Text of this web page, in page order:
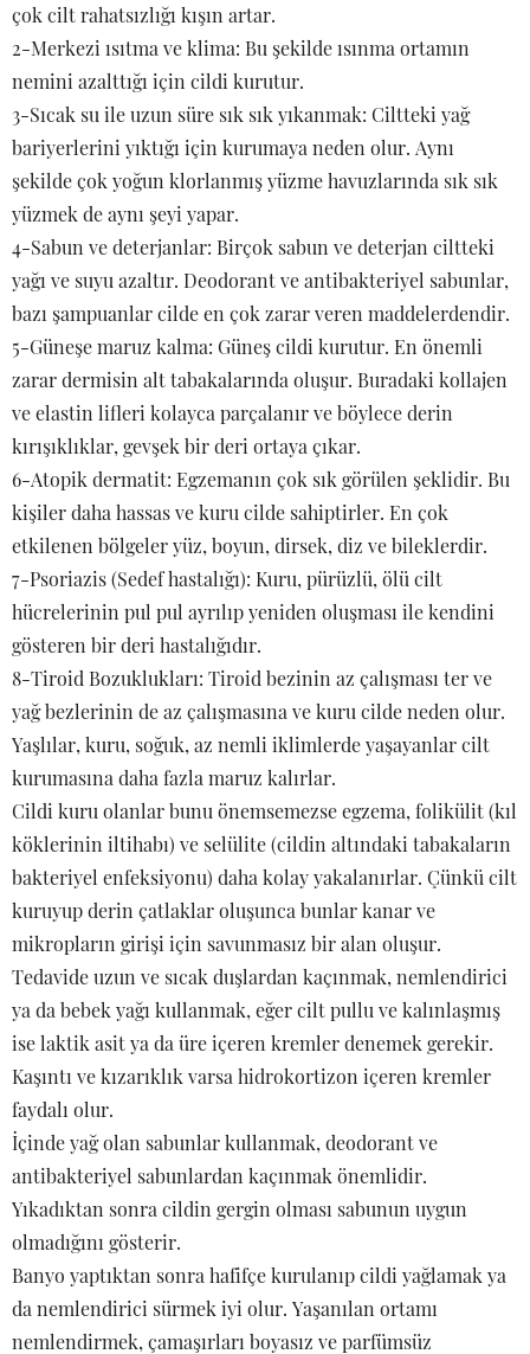
çok cilt rahatsızlığı kışın artar.
2-Merkezi ısıtma ve klima: Bu şekilde ısınma ortamın
nemini azalttığı için cildi kurutur.
3-Sıcak su ile uzun süre sık sık yıkanmak: Ciltteki yağ
bariyerlerini yıktığı için kurumaya neden olur. Aynı
şekilde çok yoğun klorlanmış yüzme havuzlarında sık sık
yüzmek de aynı şeyi yapar.
4-Sabun ve deterjanlar: Birçok sabun ve deterjan ciltteki
yağı ve suyu azaltır. Deodorant ve antibakteriyel sabunlar,
bazı şampuanlar cilde en çok zarar veren maddelerdendir.
5-Güneşe maruz kalma: Güneş cildi kurutur. En önemli
zarar dermisin alt tabakalarında oluşur. Buradaki kollajen
ve elastin lifleri kolayca parçalanır ve böylece derin
kırışıklıklar, gevşek bir deri ortaya çıkar.
6-Atopik dermatit: Egzemanın çok sık görülen şeklidir. Bu
kişiler daha hassas ve kuru cilde sahiptirler. En çok
etkilenen bölgeler yüz, boyun, dirsek, diz ve bileklerdir.
7-Psoriazis (Sedef hastalığı): Kuru, pürüzlü, ölü cilt
hücrelerinin pul pul ayrılıp yeniden oluşması ile kendini
gösteren bir deri hastalığıdır.
8-Tiroid Bozuklukları: Tiroid bezinin az çalışması ter ve
yağ bezlerinin de az çalışmasına ve kuru cilde neden olur.
Yaşlılar, kuru, soğuk, az nemli iklimlerde yaşayanlar cilt
kurumasına daha fazla maruz kalırlar.
Cildi kuru olanlar bunu önemsemezse egzema, folikülit (kıl
köklerinin iltihabı) ve selülite (cildin altındaki tabakaların
bakteriyel enfeksiyonu) daha kolay yakalanırlar. Çünkü cilt
kuruyup derin çatlaklar oluşunca bunlar kanar ve
mikropların girişi için savunmasız bir alan oluşur.
Tedavide uzun ve sıcak duşlardan kaçınmak, nemlendirici
ya da bebek yağı kullanmak, eğer cilt pullu ve kalınlaşmış
ise laktik asit ya da üre içeren kremler denemek gerekir.
Kaşıntı ve kızarıklık varsa hidrokortizon içeren kremler
faydalı olur.
İçinde yağ olan sabunlar kullanmak, deodorant ve
antibakteriyel sabunlardan kaçınmak önemlidir.
Yıkadıktan sonra cildin gergin olması sabunun uygun
olmadığını gösterir.
Banyo yaptıktan sonra hafifçe kurulanıp cildi yağlamak ya
da nemlendirici sürmek iyi olur. Yaşanılan ortamı
nemlendirmek, çamaşırları boyasız ve parfümsüz